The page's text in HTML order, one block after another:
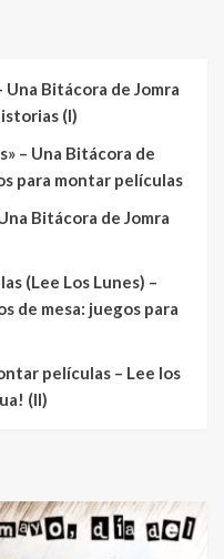
Una Bitácora de Jomra
(I)
– Una Bitácora de
para montar películas
Bitácora de Jomra
(Lee Los Lunes) –
de mesa: juegos para
películas – Lee los
(II)